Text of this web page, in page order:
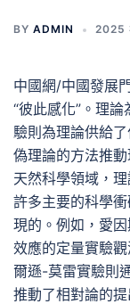
BY ADMIN 2025
中國網/中國發展
“彼此感化”。理
驗則為理論供給
偽理論的方法推
天然科學領域，
許多主要的科學
現的。例如，愛
效應的定量實驗
爾遜-莫雷實驗則
推動了相對論的